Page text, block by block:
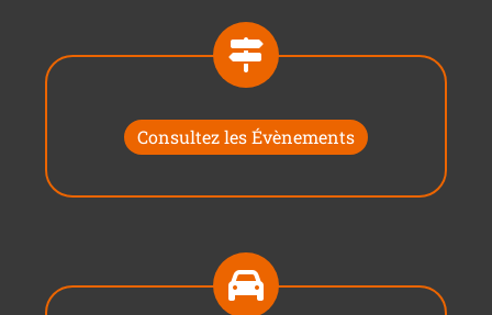
Consultez les Évènements